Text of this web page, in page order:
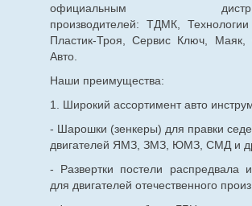
официальным
производителей: ТДМК, Технологии
Пластик-Троя, Сервис Ключ,
Авто.
Наши преимущества:
1. Широкий ассортимент авто
- Шарошки (зенкеры) для правки
двигателей ЯМЗ, ЗМЗ, ЮМЗ, СМД и
- Развертки постели распредвала
для двигателей отечественного